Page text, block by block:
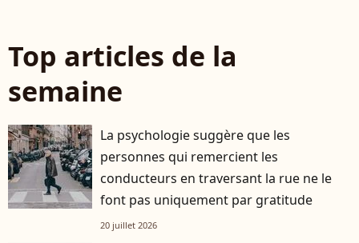
Top articles de la
semaine
La psychologie suggère que les
personnes qui remercient les
conducteurs en traversant la rue ne le
font pas uniquement par gratitude
20 juillet 2026